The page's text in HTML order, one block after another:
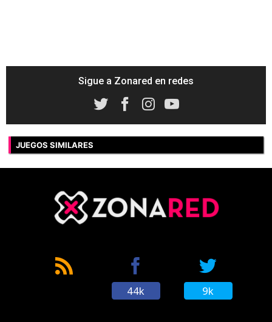
Sigue a Zonared en redes
JUEGOS SIMILARES
44k 9k